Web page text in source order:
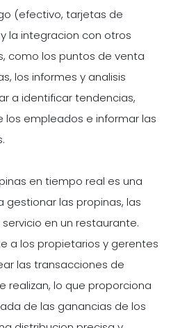
(efectivo, tarjetas de
la integracion con otros
como los puntos de venta
los informes y analisis
a identificar tendencias,
los empleados e informar las
en tiempo real es una
las propinas, las
en un restaurante.
a los propietarios y gerentes
las transacciones de
realizan, lo que proporciona
de las ganancias de los